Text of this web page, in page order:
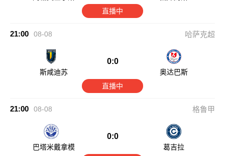
直播中
21:00 08-08 哈萨克超
斯咸迪苏
0:0
奥达巴斯
直播中
21:00 08-08 格鲁甲
巴塔米戴拿模
0:0
葛吉拉